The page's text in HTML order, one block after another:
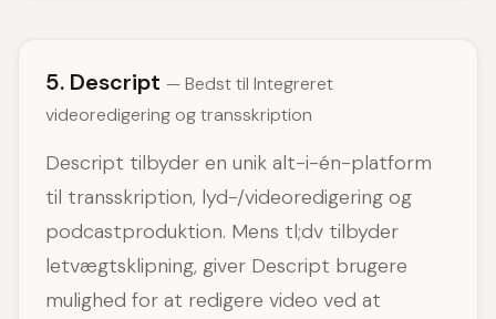
5. Descript — Bedst til Integreret
videoredigering og transskription
Descript tilbyder en unik alt-i-én-platform
til transskription, lyd-/videoredigering og
podcastproduktion. Mens tl;dv tilbyder
letvægtsklipning, giver Descript brugere
mulighed for at redigere video ved at